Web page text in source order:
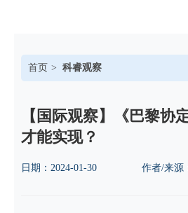
首页 科睿观察
【国际观察】《巴黎协
才能实现？
日期： 2024-01-30 作者/来源